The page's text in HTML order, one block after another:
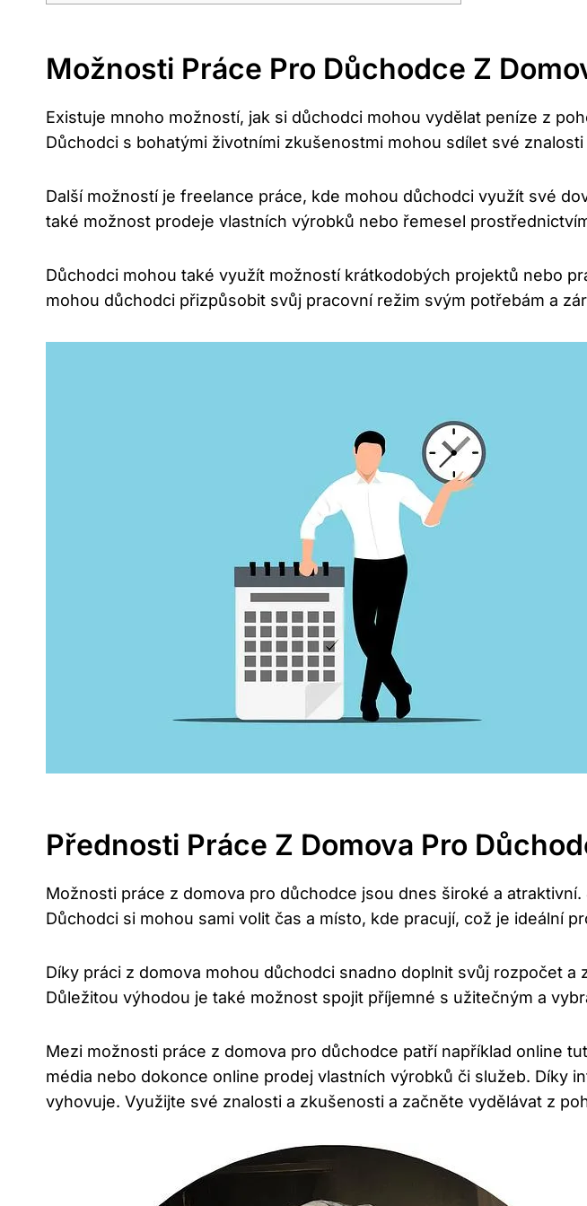
Možnosti Práce Pro Důchodce Z
Existuje mnoho možností, jak si důchodci mohou vydělat peníze z
Důchodci s bohatými životními zkušenostmi mohou sdílet své
Další možností je freelance práce, kde mohou důchodci využít své
také možnost prodeje vlastních výrobků nebo řemesel
Důchodci mohou také využít možností krátkodobých projektů nebo
mohou důchodci přizpůsobit svůj pracovní režim svým potřebám a
Přednosti Práce Z Domova Pro
Možnosti práce z domova pro důchodce jsou dnes široké a
Důchodci si mohou sami volit čas a místo, kde pracují, což je ideální
Díky práci z domova mohou důchodci snadno doplnit svůj rozpočet
Důležitou výhodou je také možnost spojit příjemné s užitečným a
Mezi možnosti práce z domova pro důchodce patří například online
média nebo dokonce online prodej vlastních výrobků či služeb. Díky
vyhovuje. Využijte své znalosti a zkušenosti a začněte vydělávat z